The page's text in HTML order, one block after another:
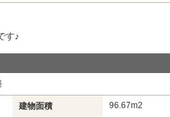
す♪
建物面積 96.67m2